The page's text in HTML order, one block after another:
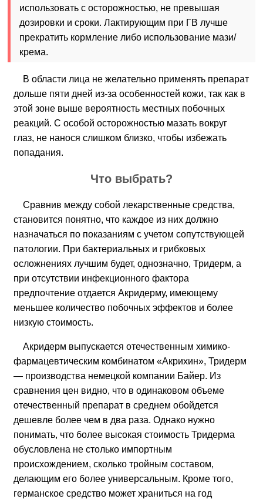
использовать с осторожностью, не превышая
дозировки и сроки. Лактирующим при ГВ лучше
прекратить кормление либо использование мази/
крема.
В области лица не желательно применять препарат
дольше пяти дней из-за особенностей кожи, так как в
этой зоне выше вероятность местных побочных
реакций. С особой осторожностью мазать вокруг
глаз, не нанося слишком близко, чтобы избежать
попадания.
Что выбрать?
Сравнив между собой лекарственные средства,
становится понятно, что каждое из них должно
назначаться по показаниям с учетом сопутствующей
патологии. При бактериальных и грибковых
осложнениях лучшим будет, однозначно, Тридерм, а
при отсутствии инфекционного фактора
предпочтение отдается Акридерму, имеющему
меньшее количество побочных эффектов и более
низкую стоимость.
Акридерм выпускается отечественным химико-
фармацевтическим комбинатом «Акрихин», Тридерм
— производства немецкой компании Байер. Из
сравнения цен видно, что в одинаковом объеме
отечественный препарат в среднем обойдется
дешевле более чем в два раза. Однако нужно
понимать, что более высокая стоимость Тридерма
обусловлена не столько импортным
происхождением, сколько тройным составом,
делающим его более универсальным. Кроме того,
германское средство может храниться на год